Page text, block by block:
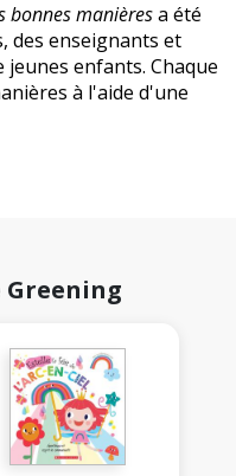
bonnes manièresa été
des enseignants et
enfants. Chaque
à l'aide d'une
Greening